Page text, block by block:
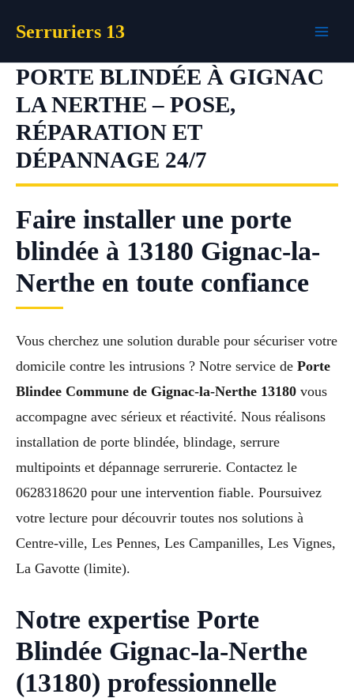
Serruriers 13
PORTE BLINDÉE À GIGNAC
LA NERTHE – POSE,
RÉPARATION ET
DÉPANNAGE 24/7
Faire installer une porte
blindée à 13180 Gignac-la-
Nerthe en toute confiance
Vous cherchez une solution durable pour sécuriser votre
domicile contre les intrusions ? Notre service de Porte
Blindee Commune de Gignac-la-Nerthe 13180 vous
accompagne avec sérieux et réactivité. Nous réalisons
installation de porte blindée, blindage, serrure
multipoints et dépannage serrurerie. Contactez le
0628318620 pour une intervention fiable. Poursuivez
votre lecture pour découvrir toutes nos solutions à
Centre-ville, Les Pennes, Les Campanilles, Les Vignes,
La Gavotte (limite).
Notre expertise Porte
Blindée Gignac-la-Nerthe
(13180) professionnelle